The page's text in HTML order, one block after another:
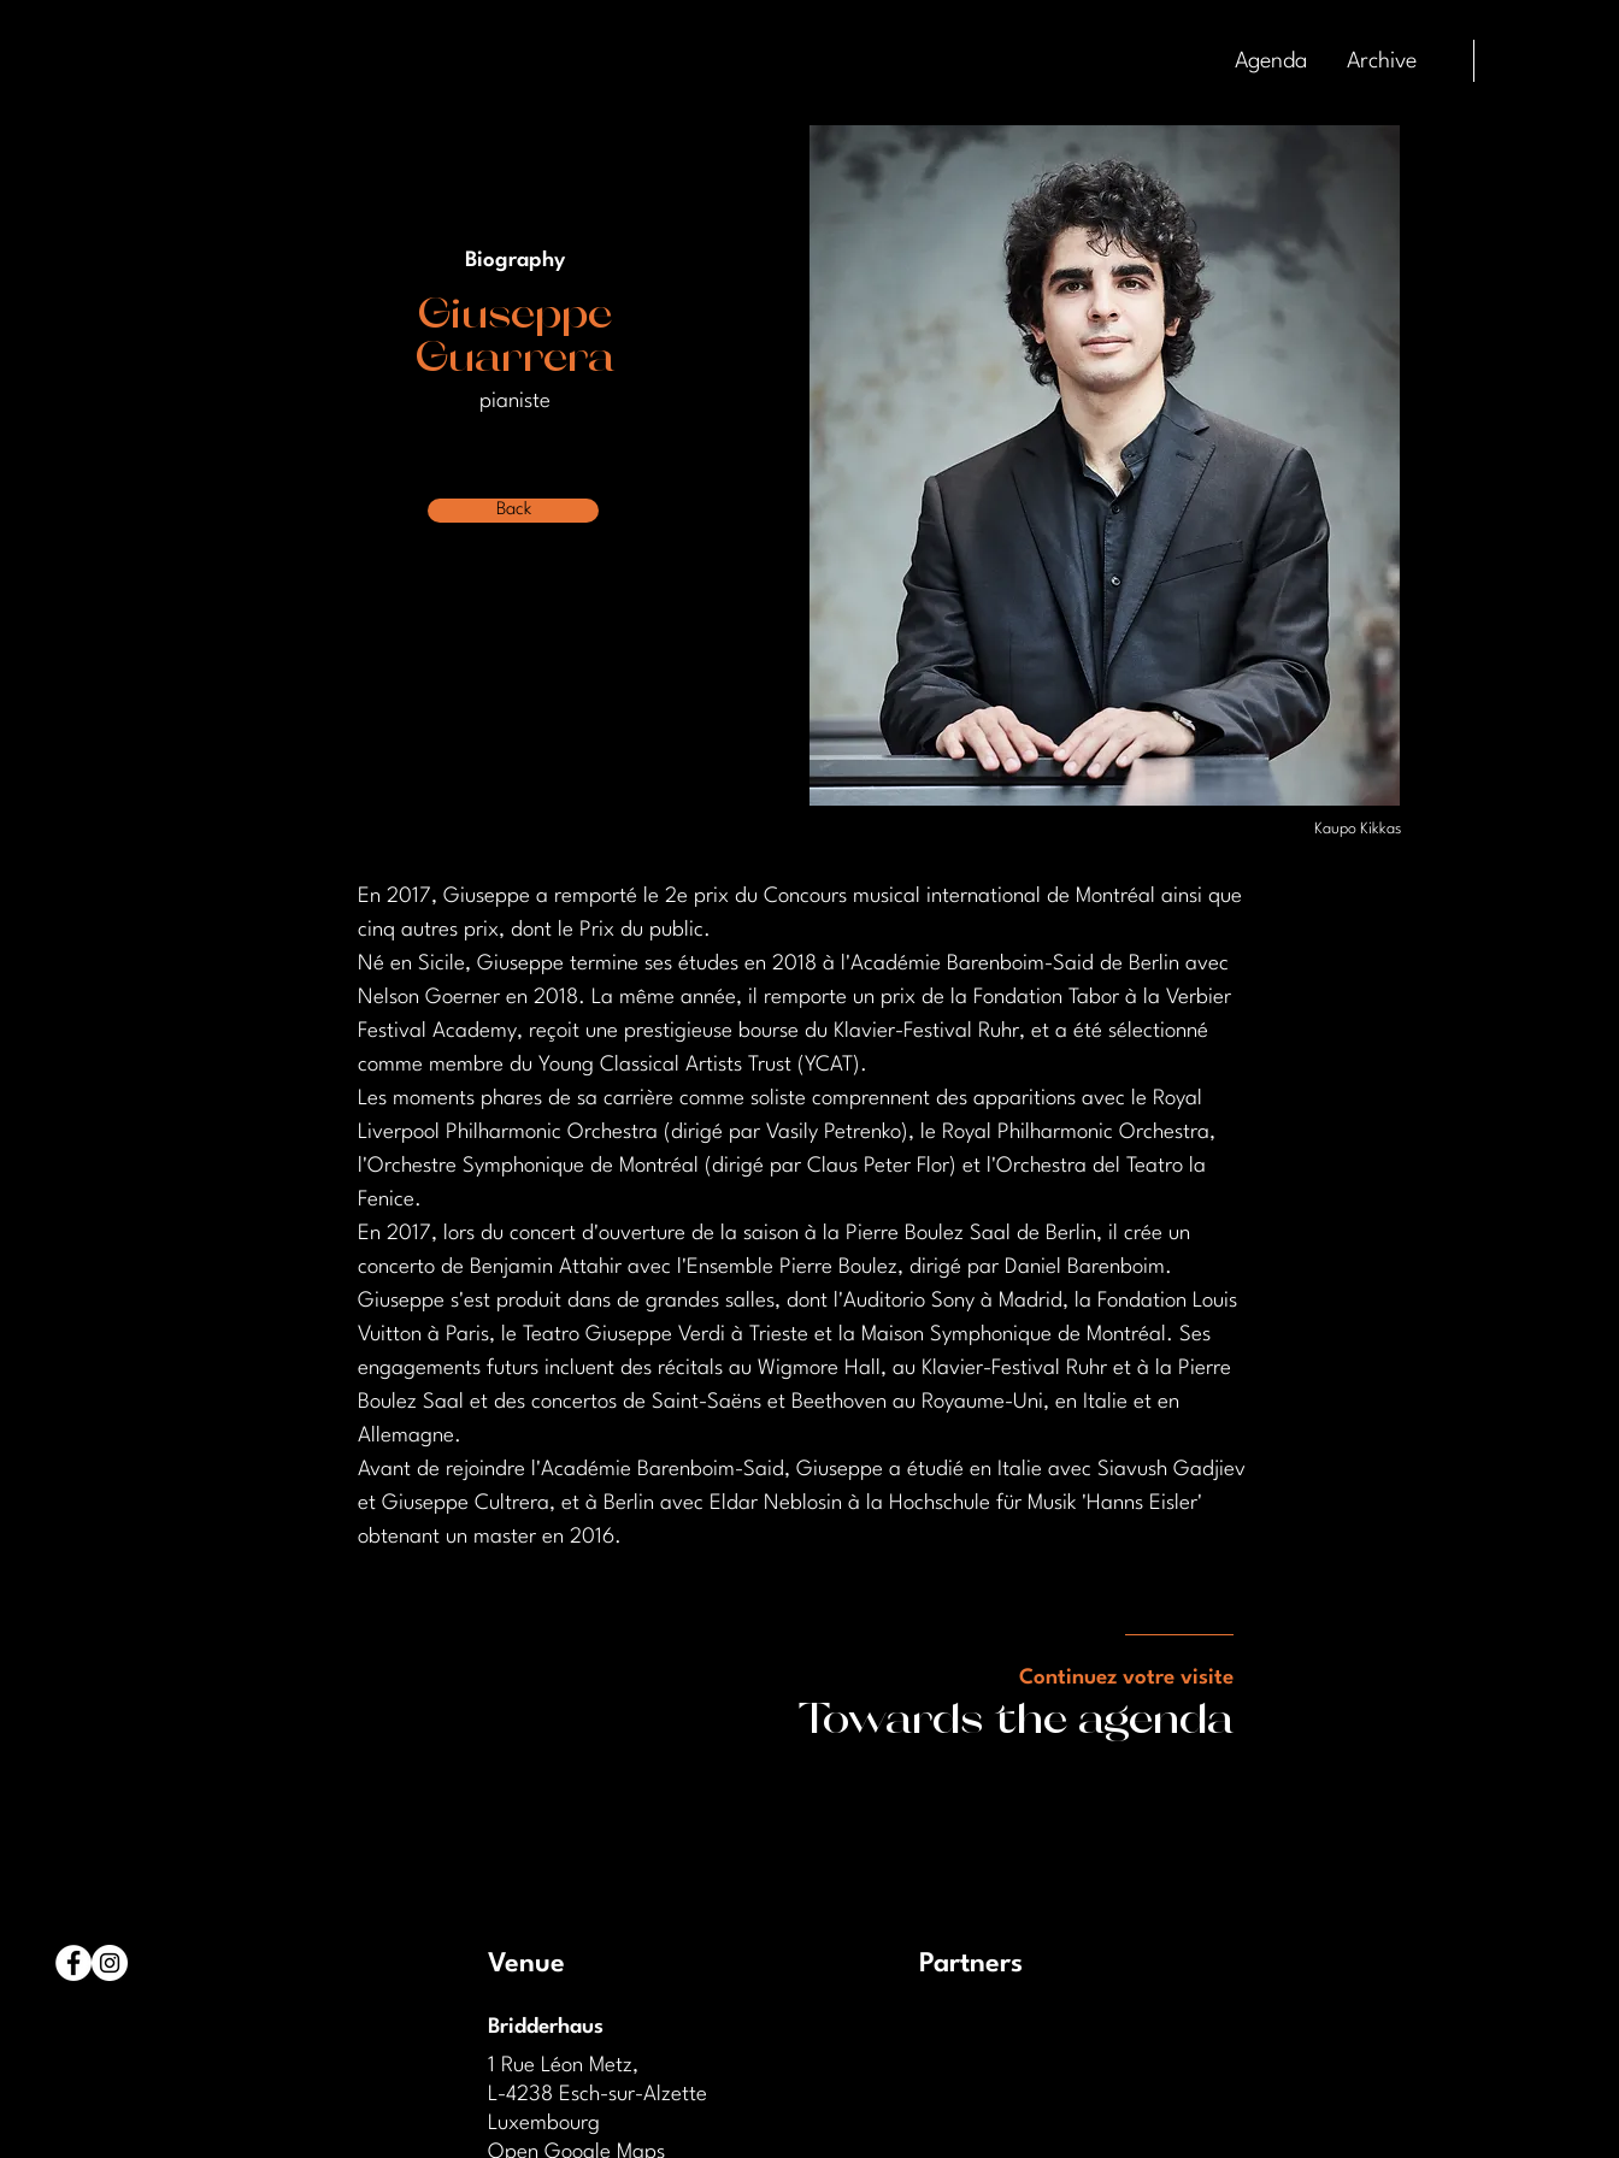
Agenda Archive
Biography
Giuseppe
Guarrera
pianiste
Back
Kaupo Kikkas
En 2017, Giuseppe a remporté le 2e prix du Concours musical international de Montréal ainsi que
cinq autres prix, dont le Prix du public.
Né en Sicile, Giuseppe termine ses études en 2018 à l'Académie Barenboim-Said de Berlin avec
Nelson Goerner en 2018. La même année, il remporte un prix de la Fondation Tabor à la Verbier
Festival Academy, reçoit une prestigieuse bourse du Klavier-Festival Ruhr, et a été sélectionné
comme membre du Young Classical Artists Trust (YCAT).
Les moments phares de sa carrière comme soliste comprennent des apparitions avec le Royal
Liverpool Philharmonic Orchestra (dirigé par Vasily Petrenko), le Royal Philharmonic Orchestra,
l'Orchestre Symphonique de Montréal (dirigé par Claus Peter Flor) et l'Orchestra del Teatro la
Fenice.
En 2017, lors du concert d'ouverture de la saison à la Pierre Boulez Saal de Berlin, il crée un
concerto de Benjamin Attahir avec l'Ensemble Pierre Boulez, dirigé par Daniel Barenboim.
Giuseppe s'est produit dans de grandes salles, dont l'Auditorio Sony à Madrid, la Fondation Louis
Vuitton à Paris, le Teatro Giuseppe Verdi à Trieste et la Maison Symphonique de Montréal. Ses
engagements futurs incluent des récitals au Wigmore Hall, au Klavier-Festival Ruhr et à la Pierre
Boulez Saal et des concertos de Saint-Saëns et Beethoven au Royaume-Uni, en Italie et en
Allemagne.
Avant de rejoindre l'Académie Barenboim-Said, Giuseppe a étudié en Italie avec Siavush Gadjiev
et Giuseppe Cultrera, et à Berlin avec Eldar Neblosin à la Hochschule für Musik 'Hanns Eisler'
obtenant un master en 2016.
Continuez votre visite
Towards the agenda
Venue
Bridderhaus
1 Rue Léon Metz,
L-4238 Esch-sur-Alzette
Luxembourg
Open Google Maps
Partners